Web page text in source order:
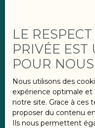
LE
PRIVÉE EST
POUR NOUS
Nous utilisons des
expérience optimale
notre site. Grace à ces
proposer du contenu
Ils nous permettent